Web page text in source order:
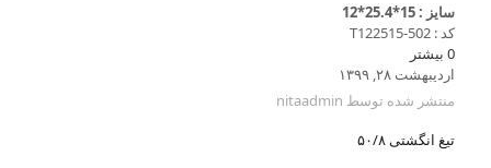
سایز : 15*25.4*12
کد : T122515-502
0 بیشتر
اردیبهشت ۲۸, ۱۳۹۹
منتشر شده توسط nitaadmin
تیغ انگشتی ۵۰/۸